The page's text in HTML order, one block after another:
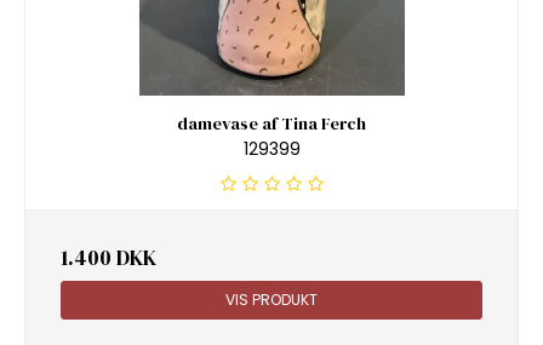
damevase af Tina Ferch
129399
1.400 DKK
VIS PRODUKT